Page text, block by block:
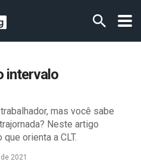
intervalo
mas você sabe
Neste artigo
orienta a CLT.
2021